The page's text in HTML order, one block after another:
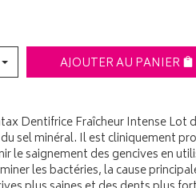
AJOUTER AU PANIER
Dentifrice Fraîcheur Intense Lot
sel minéral. Il est cliniquement
le saignement des gencives en
les bactéries, la cause